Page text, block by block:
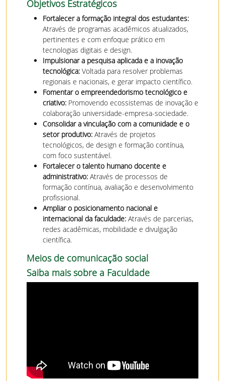
Objetivos Estratégicos
Fortalecer a formação integral dos estudantes:
Através de programas acadêmicos atualizados,
pertinentes e com enfoque prático em
tecnologias digitais e design.
Impulsionar a pesquisa aplicada e a inovação
tecnológica: Voltada para resolver problemas
regionais e nacionais, e gerar impacto científico.
Fomentar o empreendedorismo tecnológico e
criativo: Promovendo ecossistemas de inovação e
colaboração universidade-empresa-sociedade.
Consolidar a vinculação com a comunidade e o
setor produtivo: Através de projetos
tecnológicos, de design e formação contínua,
com foco sustentável.
Fortalecer o talento humano docente e
administrativo: Através de processos de
formação contínua, avaliação e desenvolvimento
profissional.
Ampliar o posicionamento nacional e
internacional da faculdade: Através de parcerias,
redes acadêmicas, mobilidade e divulgação
científica.
Meios de comunicação social
Saiba mais sobre a Faculdade